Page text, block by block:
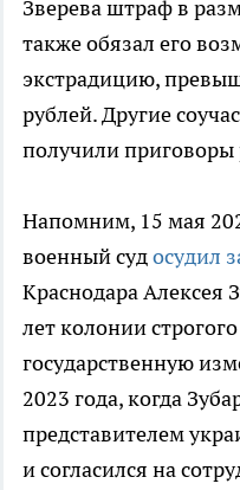
Зверева штраф в
также обязал его
экстрадицию,
рублей. Другие
получили приговоры
Напомним, 15 мая
военный судосудил
Краснодара Алексея
лет колонии
государственную
2023 года, когда
представителем
и согласился на